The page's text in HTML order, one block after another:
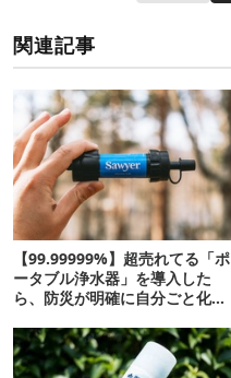
関連記事
【99.99999%】超売れてる「ポ
ータブル浄水器」を導入した
ら、防災が明確に自分ごと化し